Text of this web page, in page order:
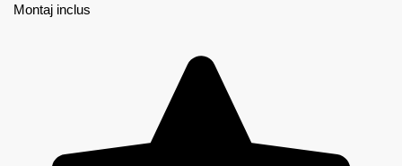
Montaj inclus